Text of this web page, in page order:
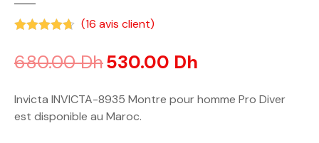
(16 avis client)
680.00Dh530.00 Dh
Invicta INVICTA-8935 Montre pour homme Pro Diver
est disponible au Maroc.